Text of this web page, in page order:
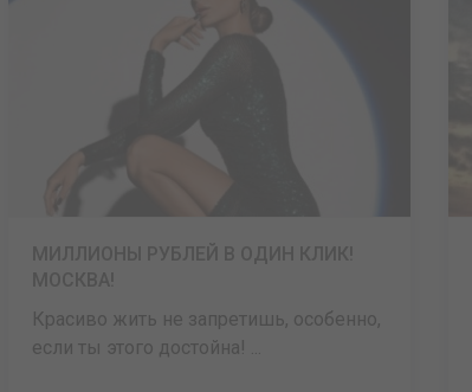
Красиво жить не запретишь, особенно,
если ты этого достойна! ...